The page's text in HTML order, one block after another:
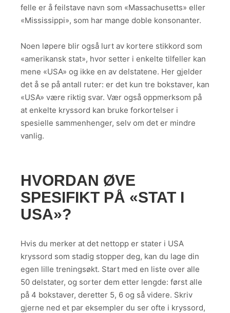
felle er å feilstave navn som «Massachusetts» eller
«Mississippi», som har mange doble konsonanter.
Noen løpere blir også lurt av kortere stikkord som
«amerikansk stat», hvor setter i enkelte tilfeller kan
mene «USA» og ikke en av delstatene. Her gjelder
det å se på antall ruter: er det kun tre bokstaver, kan
«USA» være riktig svar. Vær også oppmerksom på
at enkelte kryssord kan bruke forkortelser i
spesielle sammenhenger, selv om det er mindre
vanlig.
HVORDAN ØVE
SPESIFIKT PÅ «STAT I
USA»?
Hvis du merker at det nettopp er stater i USA
kryssord som stadig stopper deg, kan du lage din
egen lille treningsøkt. Start med en liste over alle
50 delstater, og sorter dem etter lengde: først alle
på 4 bokstaver, deretter 5, 6 og så videre. Skriv
gjerne ned et par eksempler du ser ofte i kryssord,